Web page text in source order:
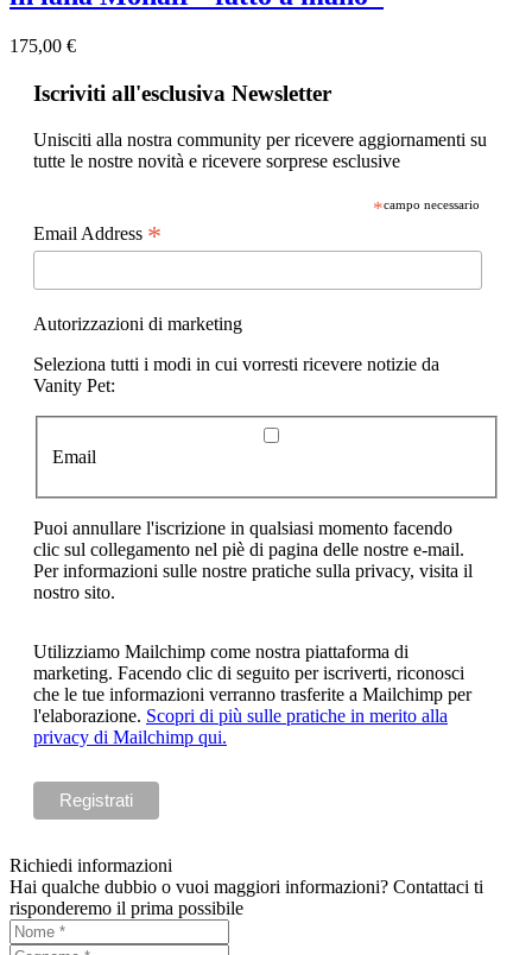
175,00 €
Iscriviti all'esclusiva Newsletter
Unisciti alla nostra community per ricevere aggiornamenti su
tutte le nostre novità e ricevere sorprese esclusive
*campo necessario
Email Address *
Autorizzazioni di marketing
Seleziona tutti i modi in cui vorresti ricevere notizie da
Vanity Pet:
Email
Puoi annullare l'iscrizione in qualsiasi momento facendo
clic sul collegamento nel piè di pagina delle nostre e-mail.
Per informazioni sulle nostre pratiche sulla privacy, visita il
nostro sito.
Utilizziamo Mailchimp come nostra piattaforma di
marketing. Facendo clic di seguito per iscriverti, riconosci
che le tue informazioni verranno trasferite a Mailchimp per
l'elaborazione. Scopri di più sulle pratiche in merito alla
privacy di Mailchimp qui.
Richiedi informazioni
Hai qualche dubbio o vuoi maggiori informazioni? Contattaci ti
risponderemo il prima possibile